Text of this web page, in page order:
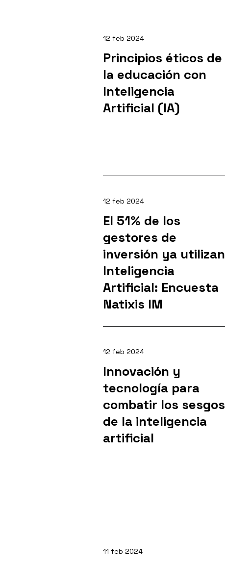
12 feb 2024
Principios éticos de
la educación con
Inteligencia
Artificial (IA)
12 feb 2024
El 51% de los
gestores de
inversión ya utilizan
Inteligencia
Artificial: Encuesta
Natixis IM
12 feb 2024
Innovación y
tecnología para
combatir los sesgos
de la inteligencia
artificial
11 feb 2024